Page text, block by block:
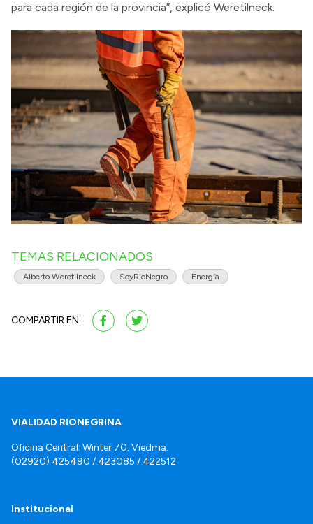
para cada región de la provincia”, explicó Weretilneck.
TEMAS RELACIONADOS
Alberto Weretilneck SoyRioNegro Energía
COMPARTIR EN:
VIALIDAD RIONEGRINA
Oficina Central: Winter 70. Viedma.
(02920) 425490 / 423085 / 422512
Institucional